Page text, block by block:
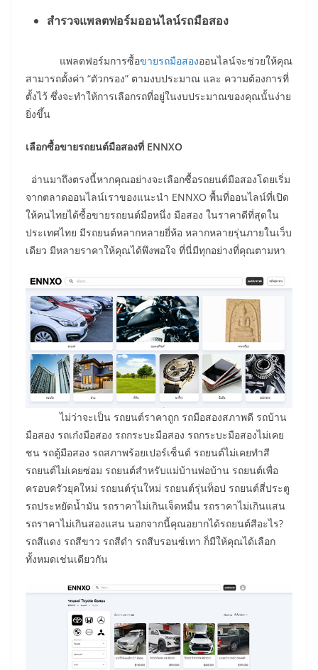
สำรวจแพลตฟอร์มออนไลน์รถมือสอง
แพลตฟอร์มการซื้อขายรถมือสองออนไลน์จะช่วยให้คุณ
สามารถตั้งค่า “ตัวกรอง” ตามงบประมาณ และ ความต้องการที่
ตั้งไว้ ซึ่งจะทำให้การเลือกรถที่อยู่ในงบประมาณของคุณนั้นง่าย
ยิ่งขึ้น
เลือกซื้อขายรถยนต์มือสองที่ ENNXO
อ่านมาถึงตรงนี้หากคุณอย่างจะเลือกซื้อรถยนต์มือสองโดยเริ่ม
จากตลาดออนไลน์เราของแนะนำ ENNXO พื้นที่ออนไลน์ที่เปิด
ให้คนไทยได้ซื้อขายรถยนต์มือหนึ่ง มือสอง ในราคาดีที่สุดใน
ประเทศไทย มีรถยนต์หลากหลายยี่ห้อ หลากหลายรุ่นภายในเว็บ
เดียว มีหลายราคาให้คุณได้พึงพอใจ ที่นี่มีทุกอย่างที่คุณตามหา
ไม่ว่าจะเป็น รถยนต์ราคาถูก รถมือสองสภาพดี รถบ้าน
มือสอง รถเก๋งมือสอง รถกระบะมือสอง รถกระบะมือสองไม่เคย
ชน รถตู้มือสอง รถสภาพร้อยเปอร์เซ็นต์ รถยนต์ไม่เคยทำสี
รถยนต์ไม่เคยซ่อม รถยนต์สำหรับแม่บ้านพ่อบ้าน รถยนต์เพื่อ
ครอบครัวยุคใหม่ รถยนต์รุ่นใหม่ รถยนต์รุ่นท็อป รถยนต์สี่ประตู
รถประหยัดน้ำมัน รถราคาไม่เกินเจ็ดหมื่น รถราคาไม่เกินแสน
รถราคาไม่เกินสองแสน นอกจากนี้คุณอยากได้รถยนต์สีอะไร?
รถสีแดง รถสีขาว รถสีดำ รถสีบรอนซ์เทา ก็มีให้คุณได้เลือก
ทั้งหมดเช่นเดียวกัน